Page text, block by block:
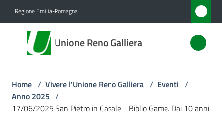
Regione Emilia-Romagna
Unione Reno Galliera
Unione
Reno
Amministrazione
Home / Vivere l'Unione Reno Galliera / Eventi /
Anno 2025 /
17/06/2025 San Pietro in Casale - Biblio Game. Dai 10 anni